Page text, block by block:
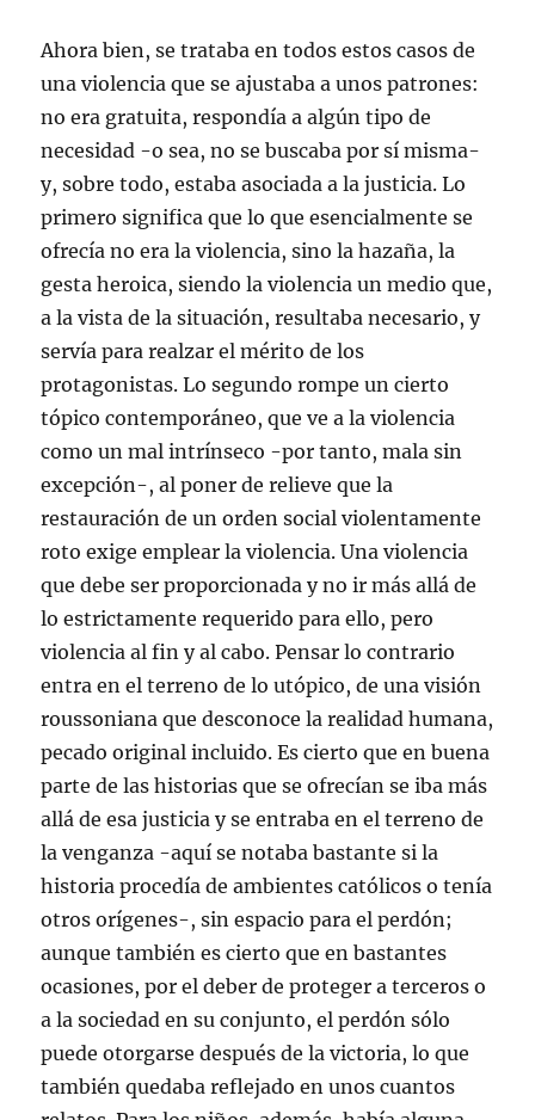
Ahora bien, se trataba en todos estos casos de
una violencia que se ajustaba a unos patrones:
no era gratuita, respondía a algún tipo de
necesidad -o sea, no se buscaba por sí misma-
y, sobre todo, estaba asociada a la justicia. Lo
primero significa que lo que esencialmente se
ofrecía no era la violencia, sino la hazaña, la
gesta heroica, siendo la violencia un medio que,
a la vista de la situación, resultaba necesario, y
servía para realzar el mérito de los
protagonistas. Lo segundo rompe un cierto
tópico contemporáneo, que ve a la violencia
como un mal intrínseco -por tanto, mala sin
excepción-, al poner de relieve que la
restauración de un orden social violentamente
roto exige emplear la violencia. Una violencia
que debe ser proporcionada y no ir más allá de
lo estrictamente requerido para ello, pero
violencia al fin y al cabo. Pensar lo contrario
entra en el terreno de lo utópico, de una visión
roussoniana que desconoce la realidad humana,
pecado original incluido. Es cierto que en buena
parte de las historias que se ofrecían se iba más
allá de esa justicia y se entraba en el terreno de
la venganza -aquí se notaba bastante si la
historia procedía de ambientes católicos o tenía
otros orígenes-, sin espacio para el perdón;
aunque también es cierto que en bastantes
ocasiones, por el deber de proteger a terceros o
a la sociedad en su conjunto, el perdón sólo
puede otorgarse después de la victoria, lo que
también quedaba reflejado en unos cuantos